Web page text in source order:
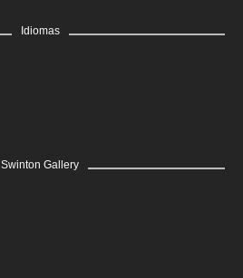
Idiomas
Swinton Gallery